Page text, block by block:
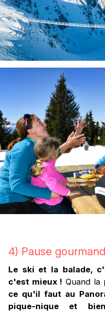
4) Pause
Le ski et la balade,
c'est mieux ! Quand la
ce qu'il faut au
pique-nique et